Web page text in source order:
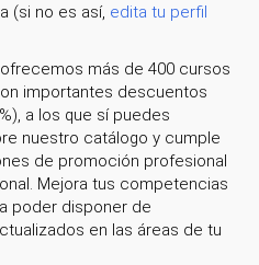
(si no es así, edita tu perfil
más de 400 cursos
importantes descuentos
a los que sí puedes
nuestro catálogo y cumple
de promoción profesional
Mejora tus competencias
poder disponer de
en las áreas de tu